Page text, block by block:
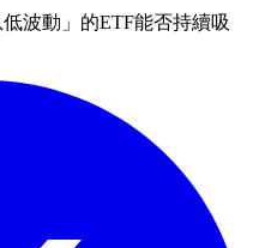
波動」的ETF能否持續吸